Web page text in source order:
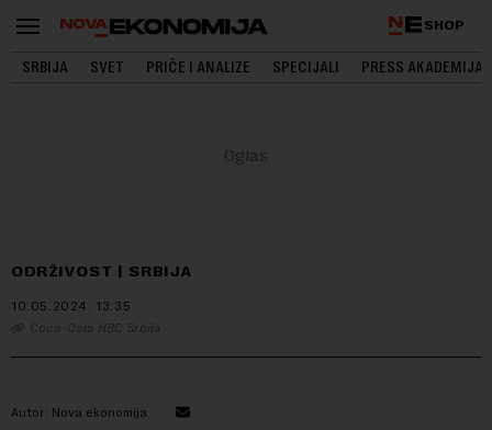
SHOP
SRBIJA SVET PRIČE I ANALIZE SPECIJALI PRESS AKADEMIJA
ODRŽIVOST SRBIJA
10.05.2024. 13:35
Coca-Cola HBC Srbija
Autor: Nova ekonomija